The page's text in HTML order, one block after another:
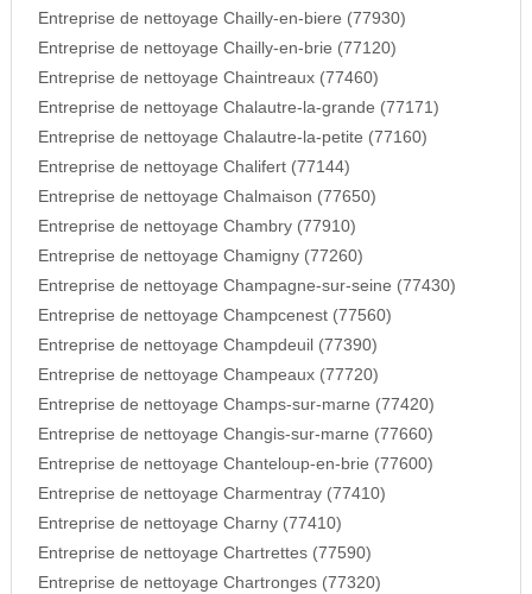
Entreprise de nettoyage Chailly-en-biere (77930)
Entreprise de nettoyage Chailly-en-brie (77120)
Entreprise de nettoyage Chaintreaux (77460)
Entreprise de nettoyage Chalautre-la-grande (77171)
Entreprise de nettoyage Chalautre-la-petite (77160)
Entreprise de nettoyage Chalifert (77144)
Entreprise de nettoyage Chalmaison (77650)
Entreprise de nettoyage Chambry (77910)
Entreprise de nettoyage Chamigny (77260)
Entreprise de nettoyage Champagne-sur-seine (77430)
Entreprise de nettoyage Champcenest (77560)
Entreprise de nettoyage Champdeuil (77390)
Entreprise de nettoyage Champeaux (77720)
Entreprise de nettoyage Champs-sur-marne (77420)
Entreprise de nettoyage Changis-sur-marne (77660)
Entreprise de nettoyage Chanteloup-en-brie (77600)
Entreprise de nettoyage Charmentray (77410)
Entreprise de nettoyage Charny (77410)
Entreprise de nettoyage Chartrettes (77590)
Entreprise de nettoyage Chartronges (77320)